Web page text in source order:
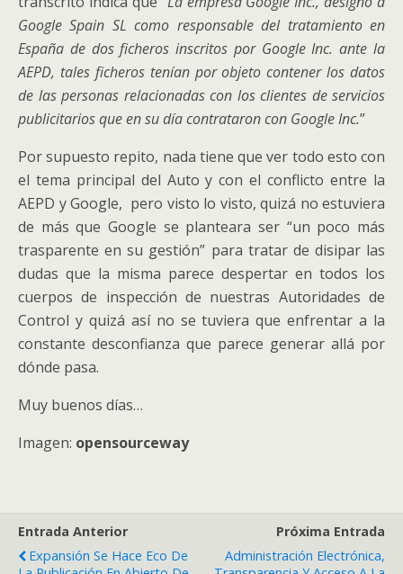
Google Spain SL como responsable del tratamiento en
España de dos ficheros inscritos por Google Inc. ante la
AEPD, tales ficheros tenían por objeto contener los datos
de las personas relacionadas con los clientes de servicios
publicitarios que en su día contrataron con Google Inc.”
Por supuesto repito, nada tiene que ver todo esto con
el tema principal del Auto y con el conflicto entre la
AEPD y Google, pero visto lo visto, quizá no estuviera
de más que Google se planteara ser “un poco más
trasparente en su gestión” para tratar de disipar las
dudas que la misma parece despertar en todos los
cuerpos de inspección de nuestras Autoridades de
Control y quizá así no se tuviera que enfrentar a la
constante desconfianza que parece generar allá por
dónde pasa.
Muy buenos días…
Imagen: opensourceway
Entrada Anterior
Expansión Se Hace Eco De
Próxima Entrada
Administración Electrónica,